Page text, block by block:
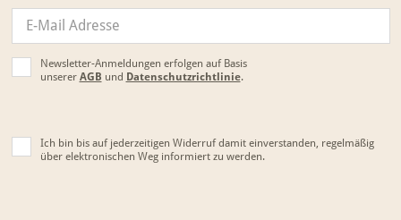
Newsletter-Anmeldungen erfolgen auf Basis
unserer AGB und Datenschutzrichtlinie.
Ich bin bis auf jederzeitigen Widerruf damit einverstanden, regelmäßig
über elektronischen Weg informiert zu werden.